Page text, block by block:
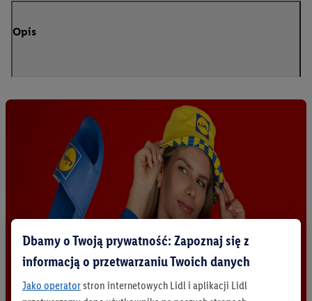
Opis
Dbamy o Twoją prywatność: Zapoznaj się z
informacją o przetwarzaniu Twoich danych
Jako operatorstron internetowych Lidl i aplikacji Lidl